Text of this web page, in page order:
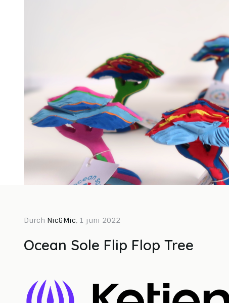
Durch Nic&Mic, 1 juni 2022
Ocean Sole Flip Flop Tree
A FEW BEST OF 2023